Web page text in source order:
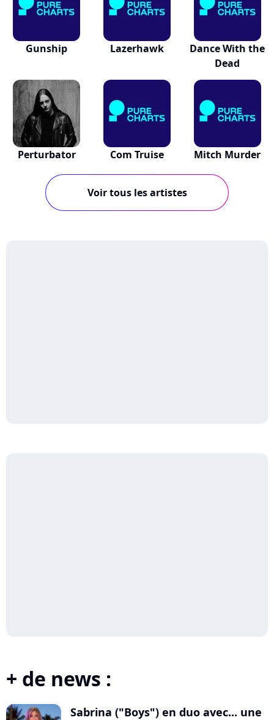
Gunship Lazerhawk
Dance With the
Dead
Perturbator Com Truise Mitch Murder
Voir tous les artistes
+ de news :
Sabrina ("Boys") en duo avec... une